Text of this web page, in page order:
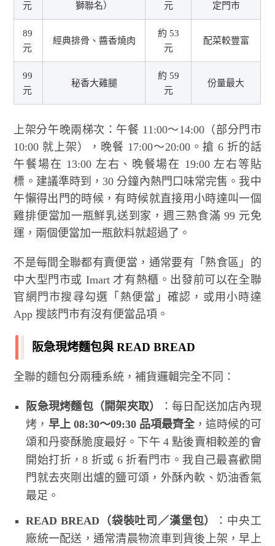
元
獅聯名）
元
定門市
89
元
經典排骨、醬香燒肉
約 53
元
配菜較豐富
99
元
秘香大雞腿
約 59
元
份量最大
上架分午晚兩梯次：午餐 11:00～14:00（部分門市
10:00 就上架），晚餐 17:00～20:00。搶 6 折的話
午餐場在 13:00 左右、晚餐場在 19:00 左右等貼
標。建議準時到，30 分鐘內熱門口味常完售。我中
午懶得出門的時候，有時候就直接用小時達叫一個
雞排便當加一瓶鮮乳送到家，週三熟食滿 99 元免
運，兩個便當加一瓶飲料就超過了。
不是每間全聯都有賣便當，通常要有「熟食區」的
中大型門市或 Imart 才有熱櫃。出發前可以在全聯
官網門市搜尋勾選「熱便當」確認，或用小時達
App 搜該門市有沒有便當品項。
阪急現烤麵包與 READ BREAD
全聯的麵包分兩種系統，補貨邏輯完全不同：
阪急現烤麵包（開架夾取）
：每日配送加店內現
烤， 早上 08:30～09:30 品項最齊全，這時候的可
頌和丹麥酥脆度最好。下午 4 點後賣相較差的會
開始打折，8 折或 6 折看門市。我自己最喜歡開
門就去夾剛出爐的鹽可頌，外酥內軟、奶油香氣
最足。
READ BREAD（袋裝吐司／漢堡包）
：中央工
廠統一配送，通常清晨物流車到貨後上架，早上